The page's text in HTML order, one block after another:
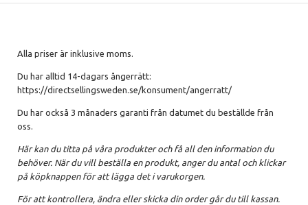
Alla priser är inklusive moms.
Du har alltid 14-dagars ångerrätt:
https://directsellingsweden.se/konsument/angerratt/
Du har också 3 månaders garanti från datumet du beställde från
oss.
Här kan du titta på våra produkter och få all den information du
behöver. När du vill beställa en produkt, anger du antal och klickar
på köpknappen för att lägga det i varukorgen.
För att kontrollera, ändra eller skicka din order går du till kassan.